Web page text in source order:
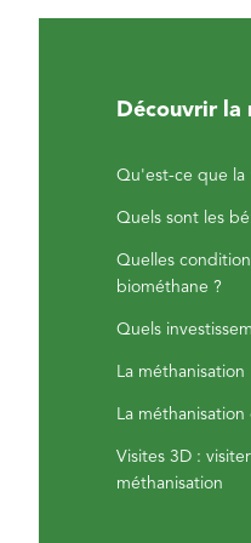
Découvrir la
Qu'est-ce que la
Quels sont les
Quelles
biométhane ?
Quels
La
La méthanisation
Visites 3D :
méthanisation